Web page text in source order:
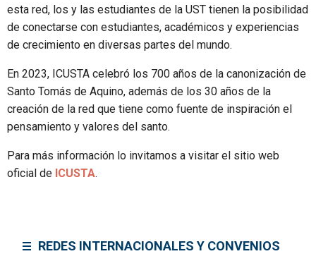
esta red, los y las estudiantes de la UST tienen la posibilidad
de conectarse con estudiantes, académicos y experiencias
de crecimiento en diversas partes del mundo.
En 2023, ICUSTA celebró los 700 años de la canonización de
Santo Tomás de Aquino, además de los 30 años de la
creación de la red que tiene como fuente de inspiración el
pensamiento y valores del santo.
Para más información lo invitamos a visitar el sitio web
oficial de ICUSTA.
REDES INTERNACIONALES Y CONVENIOS